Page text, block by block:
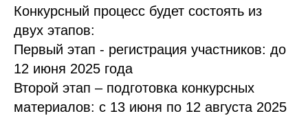
Конкурсный процесс будет состоять из
двух этапов:
Первый этап - регистрация участников: до
12 июня 2025 года
Второй этап – подготовка конкурсных
материалов: с 13 июня по 12 августа 2025